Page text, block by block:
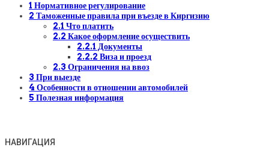
1 Нормативное регулирование
2 Таможенные правила при въезде в Киргизию
2.1 Что платить
2.2 Какое оформление осуществить
2.2.1 Документы
2.2.2 Виза и проезд
2.3 Ограничения на ввоз
3 При выезде
4 Особенности в отношении автомобилей
5 Полезная информация
НАВИГАЦИЯ